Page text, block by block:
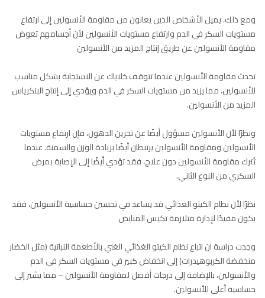
ومع ذلك، يميل الأشخاص الذين يعانون من مقاومة الأنسولين إلى ارتفاع
مستويات السكر في الدم وارتفاع مستويات الأنسولين لأن أجسامهم تعوض
مقاومة الأنسولين عن طريق إنتاج المزيد من الأنسولين
تحدث مقاومة الأنسولين عندما تتوقف خلاياك عن الاستجابة بشكل مناسب
للأنسولين. مما يزيد من مستويات السكر في الدم ويؤدي إلى إنتاج البنكرياس
المزيد من الأنسولين.
ونظرًا لأن الأنسولين مسؤول أيضًا عن تخزين الدهون، فإن ارتفاع مستويات
الأنسولين ومقاومة الأنسولين يرتبطان أيضًا بزيادة الوزن والسمنة. عندما
تُترك مقاومة الأنسولين دون علاج، فقد تؤدي أيضًا إلى الإصابة بمرض
السكري من النوع الثاني.
نظرًا لأن نظام الكيتو الغذائي قد يساعد في تحسين حساسية الأنسولين، فقد
يكون مفيدًا لإدارة متلازمة تكيس المبايض
وجدت دراسة ان اتباع نظام الكيتو الغذائي الغني بالأطعمة النباتية (مثل الخضار
منخفضة الكربوهيدرات) إلى انخفاض كبير في مستويات السكر في الدم
والأنسولين، بالإضافة إلى درجات أفضل لمقاومة الأنسولين – مما يشير إلى
حساسية أعلى للأنسولين.